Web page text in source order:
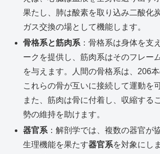
果たし、肺は酸素を取り込み二酸化
ガス交換の場として機能します。
骨格系と筋肉系 ：骨格系は身体を支
ークを提供し、筋肉系はそのフレー
を与えます。人間の骨格系は、206本
これらの骨が互いに接続して運動を
また、筋肉は骨に付着し、収縮する
勢の維持を助けます。
器官系 ：解剖学では、複数の器官が
生理機能を果たす器官系を対象にし